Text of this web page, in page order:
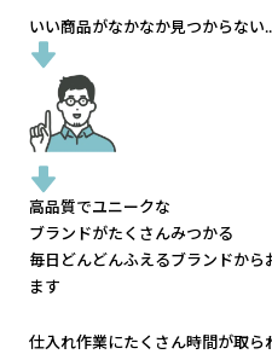
いい商品がなかなか見つからない
高品質でユニークな
ブランドがたくさんみつかる
毎日どんどんふえるブランドから
ます
仕入れ作業にたくさん時間が取ら